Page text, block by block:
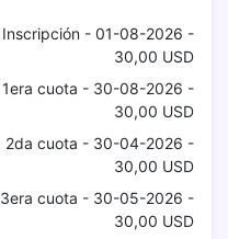
Inscripción - 01-08-2026 -
30,00 USD
1era cuota - 30-08-2026 -
30,00 USD
2da cuota - 30-04-2026 -
30,00 USD
3era cuota - 30-05-2026 -
30,00 USD